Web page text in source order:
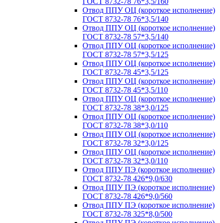
Отвод ППУ ОЦ (короткое исполнение)
ГОСТ 8732-78 76*3,5/140
Отвод ППУ ОЦ (короткое исполнение)
ГОСТ 8732-78 57*3,5/140
Отвод ППУ ОЦ (короткое исполнение)
ГОСТ 8732-78 57*3,5/125
Отвод ППУ ОЦ (короткое исполнение)
ГОСТ 8732-78 45*3,5/125
Отвод ППУ ОЦ (короткое исполнение)
ГОСТ 8732-78 45*3,5/110
Отвод ППУ ОЦ (короткое исполнение)
ГОСТ 8732-78 38*3,0/125
Отвод ППУ ОЦ (короткое исполнение)
ГОСТ 8732-78 38*3,0/110
Отвод ППУ ОЦ (короткое исполнение)
ГОСТ 8732-78 32*3,0/125
Отвод ППУ ОЦ (короткое исполнение)
ГОСТ 8732-78 32*3,0/110
Отвод ППУ ПЭ (короткое исполнение)
ГОСТ 8732-78 426*9,0/630
Отвод ППУ ПЭ (короткое исполнение)
ГОСТ 8732-78 426*9,0/560
Отвод ППУ ПЭ (короткое исполнение)
ГОСТ 8732-78 325*8,0/500